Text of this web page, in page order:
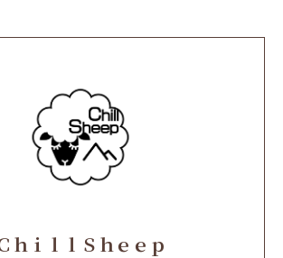
ｈｉｌｌＳｈｅｅｐ